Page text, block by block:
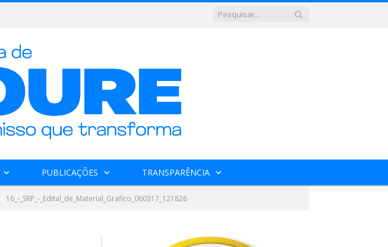
PUBLICAÇÕES TRANSPARÊNCIA
16_-_SRP_-_Edital_de_Material_Grafico_060317_121826